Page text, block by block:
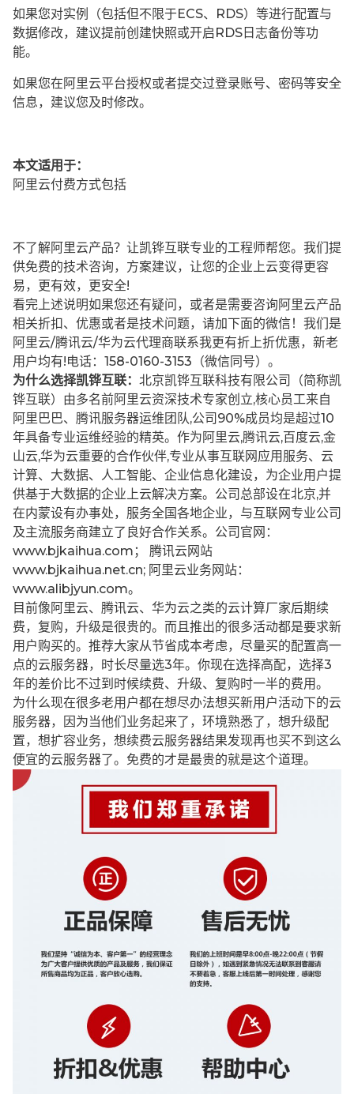
如果您对实例（包括但不限于ECS、RDS）等进行配置与
数据修改，建议提前创建快照或开启RDS日志备份等功
能。
如果您在阿里云平台授权或者提交过登录账号、密码等安全
信息，建议您及时修改。
本文适用于：
阿里云付费方式包括
不了解阿里云产品？让凯铧互联专业的工程师帮您。我们提
供免费的技术咨询，方案建议，让您的企业上云变得更容
易，更有效，更安全!
看完上述说明如果您还有疑问，或者是需要咨询阿里云产品
相关折扣、优惠或者是技术问题，请加下面的微信！我们是
阿里云/腾讯云/华为云代理商联系我更有折上折优惠，新老
用户均有!电话：158-0160-3153（微信同号）。
为什么选择凯铧互联： 北京凯铧互联科技有限公司（简称凯
铧互联）由多名前阿里云资深技术专家创立,核心员工来自
阿里巴巴、腾讯服务器运维团队,公司90%成员均是超过10
年具备专业运维经验的精英。作为阿里云,腾讯云,百度云,金
山云,华为云重要的合作伙伴,专业从事互联网应用服务、云
计算、大数据、人工智能、企业信息化建设，为企业用户提
供基于大数据的企业上云解决方案。公司总部设在北京,并
在内蒙设有办事处，服务全国各地企业，与互联网专业公司
及主流服务商建立了良好合作关系。公司官网：
www.bjkaihua.com； 腾讯云网站
www.bjkaihua.net.cn; 阿里云业务网站：
www.alibjyun.com。
目前像阿里云、腾讯云、华为云之类的云计算厂家后期续
费，复购，升级是很贵的。而且推出的很多活动都是要求新
用户购买的。推荐大家从节省成本考虑，尽量买的配置高一
点的云服务器，时长尽量选3年。你现在选择高配，选择3
年的差价比不过到时候续费、升级、复购时一半的费用。
为什么现在很多老用户都在想尽办法想买新用户活动下的云
服务器，因为当他们业务起来了，环境熟悉了，想升级配
置，想扩容业务，想续费云服务器结果发现再也买不到这么
便宜的云服务器了。免费的才是最贵的就是这个道理。